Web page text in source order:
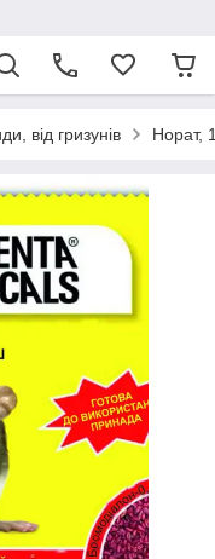
від гризунів Норат,